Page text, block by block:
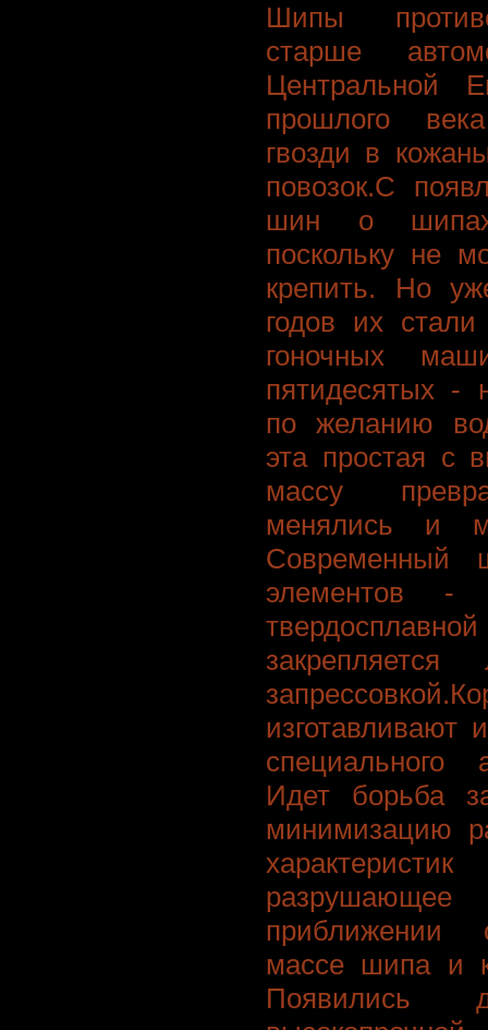
Шипы
старше
Центральной
прошлого
гвозди в
повозок.С
шин о шипах
поскольку не
крепить. Но
годов их
гоночных
пятидесятых -
по желанию
эта простая с
массу
менялись и
Современный
элементов -
изготавливают
специального
Идет борьба
минимизацию
разрушающее
приближении
массе шипа и
Появились